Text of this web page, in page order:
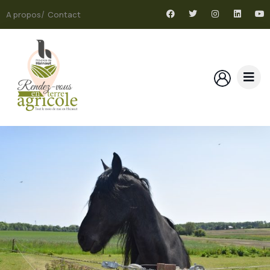
A propos Contact